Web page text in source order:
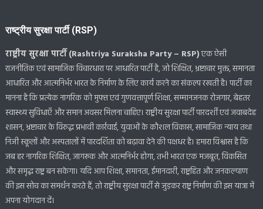
राष्ट्रीय सुरक्षा पार्टी (RSP)
राष्ट्रीय सुरक्षा पार्टी (Rashtriya Suraksha Party – RSP)एक ऐसी
राजनीतिक एवं सामाजिक विचारधारा पर आधारित पार्टी है, जो शिक्षित, भ्रष्टाचार मुक्त, समानता
आधारित और आत्मनिर्भर भारत के निर्माण के लिए कार्य करने का संकल्प रखती है। पार्टी का
मानना है कि प्रत्येक नागरिक को मुफ्त एवं गुणवत्तापूर्ण शिक्षा, सम्मानजनक रोजगार, बेहतर
स्वास्थ्य सुविधाएँ और समान अवसर मिलना चाहिए। राष्ट्रीय सुरक्षा पार्टी पारदर्शी एवं जवाबदेह
शासन, भ्रष्टाचार के विरुद्ध प्रभावी कार्रवाई, युवाओं के कौशल विकास, सामाजिक न्याय तथा
निजी स्कूलों और अस्पतालों में पारदर्शिता को बढ़ावा देने की पक्षधर है। हमारा विश्वास है कि
जब हर नागरिक शिक्षित, जागरूक और आत्मनिर्भर होगा, तभी भारत एक मजबूत, विकसित
और समृद्ध राष्ट्र बन सकेगा। यदि आप शिक्षा, समानता, ईमानदारी, राष्ट्रहित और जनकल्याण
की इस सोच का समर्थन करते हैं, तो राष्ट्रीय सुरक्षा पार्टी से जुड़कर राष्ट्र निर्माण की इस यात्रा में
अपना योगदान दें।